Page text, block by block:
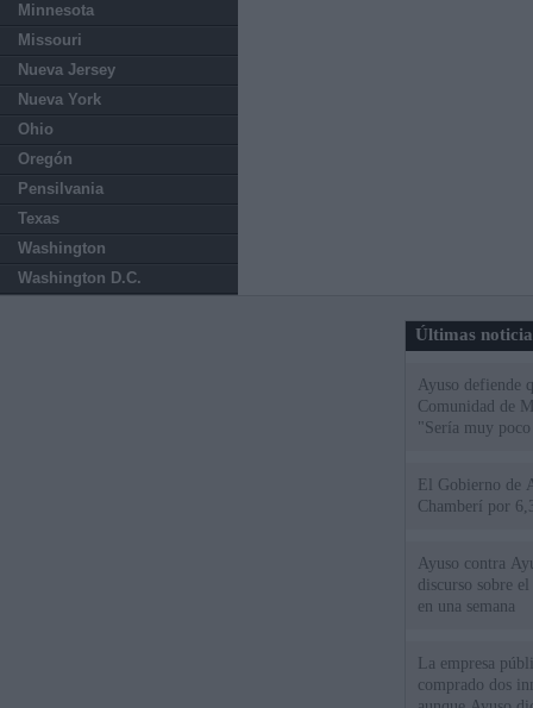
Minnesota
Missouri
Nueva Jersey
Nueva York
Ohio
Oregón
Pensilvania
Texas
Washington
Washington D.C.
Últimas
Ayuso defiende
Comunidad de
"Sería muy
El Gobierno de
Chamberí por
Ayuso contra
discurso sobre
en una semana
La empresa
comprado dos